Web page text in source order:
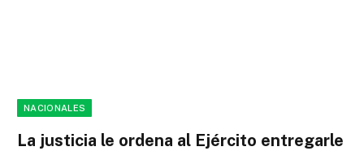
NACIONALES
La justicia le ordena al Ejército entregarle